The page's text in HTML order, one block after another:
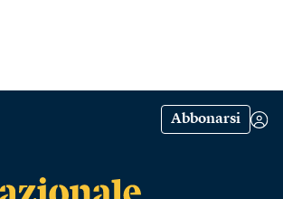
Abbonarsi